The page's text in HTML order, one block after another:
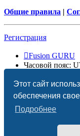
Этот сайт
обеспечения
Подробнее
Общие правила |
Регистрация
Fusion GURU
Часовой пояс:
Создано на основе